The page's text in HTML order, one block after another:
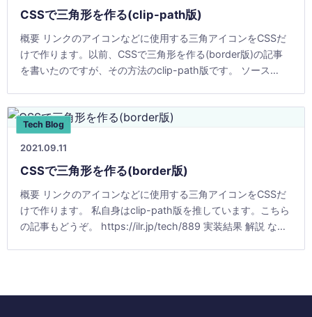
CSSで三角形を作る(clip-path版)
概要 リンクのアイコンなどに使用する三角アイコンをCSSだ
けで作ります。以前、CSSで三角形を作る(border版)の記事
を書いたのですが、その方法のclip-path版です。 ソース
Tech Blog
2021.09.11
CSSで三角形を作る(border版)
概要 リンクのアイコンなどに使用する三角アイコンをCSSだ
けで作ります。 私自身はclip-path版を推しています。こちら
の記事もどうぞ。 https://ilr.jp/tech/889 実装結果 解説 な